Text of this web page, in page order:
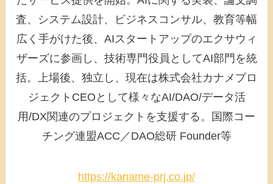
査、システム設計、ビジネスコンサル、教育等幅
広く手がけた後、AIスタートアップのエクサウィ
ザーズに参画し、技術専門役員としてAI部門を統
括。上場後、独立し、現在は株式会社カナメプロ
ジェクトCEOとして様々なAI/DAO/データ活
用/DX関連のプロジェクトを支援する。国際コー
チング連盟ACC／DAO総研 Founder等
https://kaname-prj.co.jp/